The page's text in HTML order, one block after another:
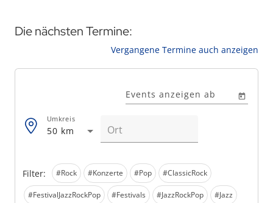
Die nächsten Termine:
Vergangene Termine auch anzeigen
Filter: #Rock #Konzerte #Pop #ClassicRock
#FestivalJazzRockPop #Festivals #JazzRockPop #Jazz
Events anzeigen ab
50 km
Umkreis